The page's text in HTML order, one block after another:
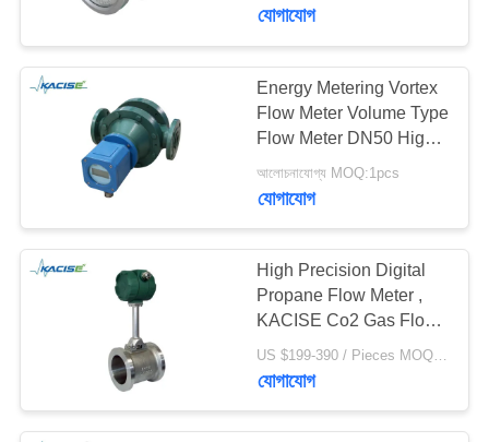
যোগাযোগ
করুন
সব
ক্ষেত্রেই
আবেদন
যোগাযোগ
Energy Metering Vortex
Flow Meter Volume Type
Flow Meter DN50 High
Performance with
connecting method
আলোচনাযোগ্য MOQ:1pcs
যোগাযোগ
High Precision Digital
Propane Flow Meter ,
KACISE Co2 Gas Flow
Meter
US $199-390 / Pieces MOQ:1 Piece/Pieces
যোগাযোগ